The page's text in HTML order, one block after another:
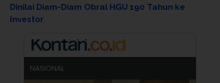
Dinilai Diam-Diam Obral HGU 190 Tahun ke
Investor
NASIONAL